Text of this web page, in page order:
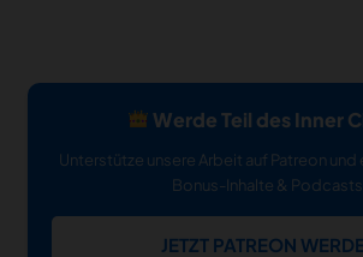
Werde Teil des Inner
Unterstütze unsere Arbeit auf Patreon und
Bonus-Inhalte & Podcasts!
JETZT PATREON